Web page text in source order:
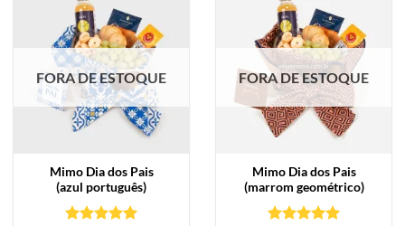
FORA DE ESTOQUE
Mimo Dia dos Pais
(azul português)
FORA DE ESTOQUE
Mimo Dia dos Pais
(marrom geométrico)